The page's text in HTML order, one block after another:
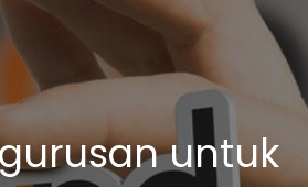
untuk